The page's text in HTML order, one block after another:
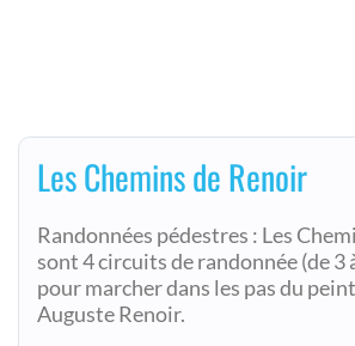
Les Chemins de Renoir
Randonnées pédestres : Les
sont 4 circuits de randonnée (de 3
pour marcher dans les pas du
Auguste Renoir.